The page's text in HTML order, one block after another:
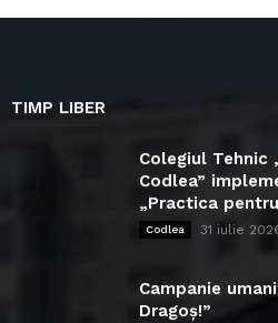
TIMP LIBER
Colegiul Tehnic
Codlea”
„Practica
Codlea 31 iulie
Campanie
Dragoș!”